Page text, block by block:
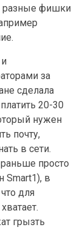
разные фишки
за
сделала
20-30
нужен
почту,
в сети.
просто
Smart1), в
для
грызть